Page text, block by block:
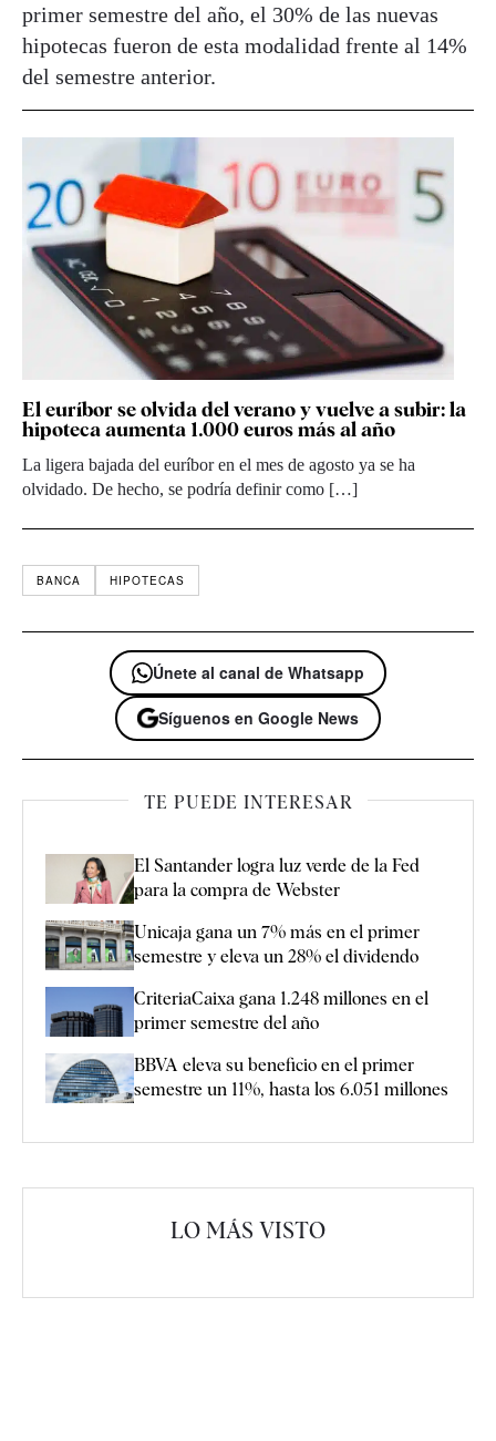
primer semestre del año, el 30% de las nuevas
hipotecas fueron de esta modalidad frente al 14%
del semestre anterior.
El euríbor se olvida del verano y vuelve a subir: la
hipoteca aumenta 1.000 euros más al año
La ligera bajada del euríbor en el mes de agosto ya se ha
olvidado. De hecho, se podría definir como […]
BANCA HIPOTECAS
Únete al canal de Whatsapp
Síguenos en Google News
TE PUEDE INTERESAR
El Santander logra luz verde de la Fed
para la compra de Webster
Unicaja gana un 7% más en el primer
semestre y eleva un 28% el dividendo
CriteriaCaixa gana 1.248 millones en el
primer semestre del año
BBVA eleva su beneficio en el primer
semestre un 11%, hasta los 6.051 millones
LO MÁS VISTO